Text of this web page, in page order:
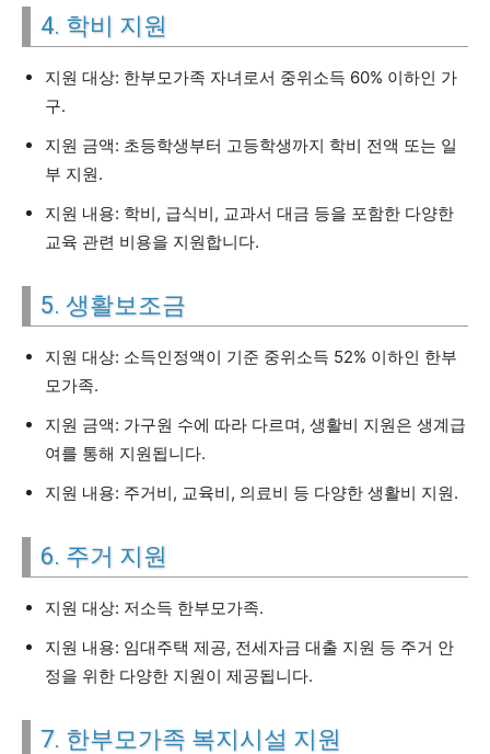
4. 학비 지원
지원 대상: 한부모가족 자녀로서 중위소득 60% 이하인 가
구.
지원 금액: 초등학생부터 고등학생까지 학비 전액 또는 일
부 지원.
지원 내용: 학비, 급식비, 교과서 대금 등을 포함한 다양한
교육 관련 비용을 지원합니다.
5. 생활보조금
지원 대상: 소득인정액이 기준 중위소득 52% 이하인 한부
모가족.
지원 금액: 가구원 수에 따라 다르며, 생활비 지원은 생계급
여를 통해 지원됩니다.
지원 내용: 주거비, 교육비, 의료비 등 다양한 생활비 지원.
6. 주거 지원
지원 대상: 저소득 한부모가족.
지원 내용: 임대주택 제공, 전세자금 대출 지원 등 주거 안
정을 위한 다양한 지원이 제공됩니다.
7. 한부모가족 복지시설 지원